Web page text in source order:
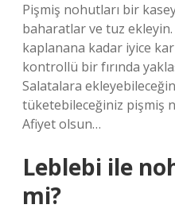
Pişmiş nohutları bir
baharatlar ve tuz
kaplanana kadar iyice
kontrollü bir fırında
Salatalara
tüketebileceğiniz pişmiş
Afiyet olsun…
Leblebi ile
mi?